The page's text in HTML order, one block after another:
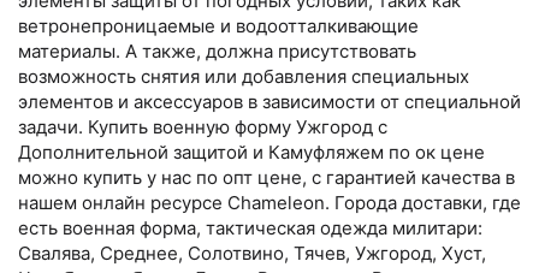
ветронепроницаемые и водоотталкивающие
материалы. А также, должна присутствовать
возможность снятия или добавления специальных
элементов и аксессуаров в зависимости от специальной
задачи. Купить военную форму Ужгород с
Дополнительной защитой и Камуфляжем по ок цене
можно купить у нас по опт цене, с гарантией качества в
нашем онлайн ресурсе Chameleon. Города доставки, где
есть военная форма, тактическая одежда милитари:
Свалява, Среднее, Солотвино, Тячев, Ужгород, Хуст,